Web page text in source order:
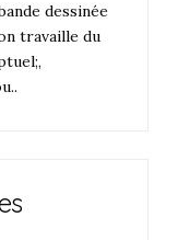
dessinée
travaille du